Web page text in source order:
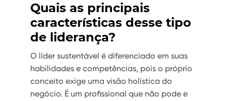
Quais as principais
características desse tipo
de liderança?
O líder sustentável é diferenciado em suas
habilidades e competências, pois o próprio
conceito exige uma visão holística do
negócio. É um profissional que não pode e